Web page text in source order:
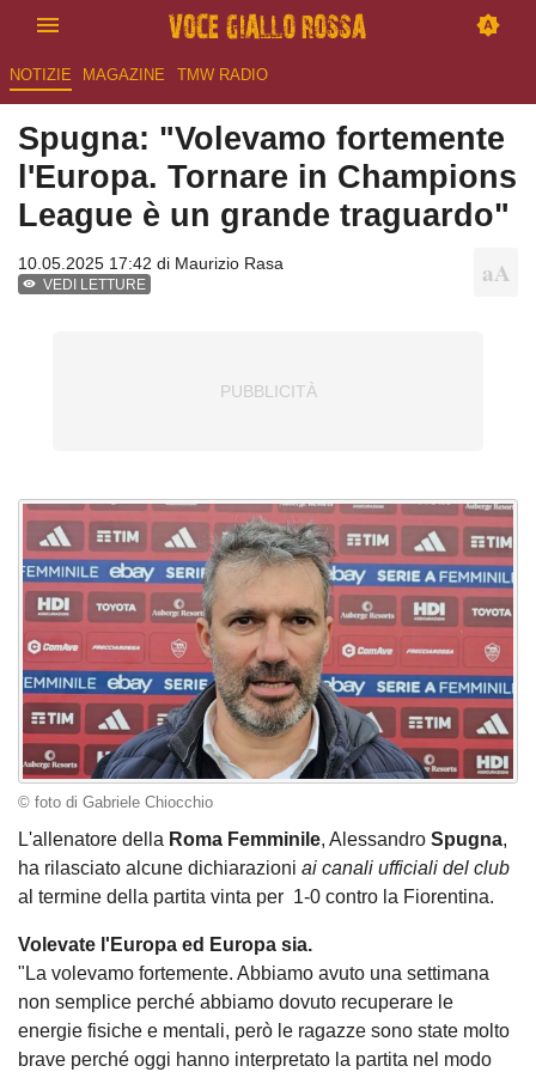
NOTIZIE MAGAZINE TMW RADIO
Spugna: "Volevamo fortemente
l'Europa. Tornare in Champions
League è un grande traguardo"
10.05.2025 17:42 di Maurizio Rasa
VEDI LETTURE
© foto di Gabriele Chiocchio
L'allenatore della Roma Femminile, Alessandro Spugna,
ha rilasciato alcune dichiarazioni ai canali ufficiali del club
al termine della partita vinta per 1-0 contro la Fiorentina.
Volevate l'Europa ed Europa sia.
"La volevamo fortemente. Abbiamo avuto una settimana
non semplice perché abbiamo dovuto recuperare le
energie fisiche e mentali, però le ragazze sono state molto
brave perché oggi hanno interpretato la partita nel modo